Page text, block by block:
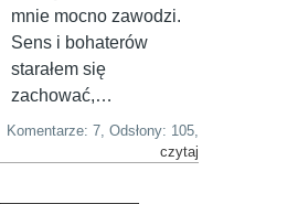
mnie mocno zawodzi.
Sens i bohaterów
starałem się
zachować,…
Komentarze: 7, Odsłony: 105,
czytaj